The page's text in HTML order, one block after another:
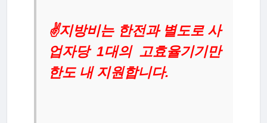
✌지방비는 한전과 별도로 사
업자당 1대의 고효율기기만
한도 내 지원합니다.